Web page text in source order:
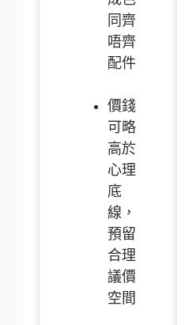
同齊
唔齊
配件
價錢
可略
高於
心理
底
線，
預留
合理
議價
空間